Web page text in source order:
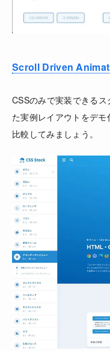
Scroll Driven
CSSのみで実装できる
た実例レイアウトをデ
比較してみましょう。